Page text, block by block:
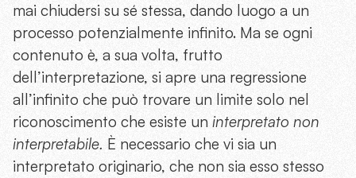
mai chiudersi su sé stessa, dando luogo a un
processo potenzialmente infinito. Ma se ogni
contenuto è, a sua volta, frutto
dell’interpretazione, si apre una regressione
all’infinito che può trovare un limite solo nel
riconoscimento che esiste un interpretato non
interpretabile. È necessario che vi sia un
interpretato originario, che non sia esso stesso